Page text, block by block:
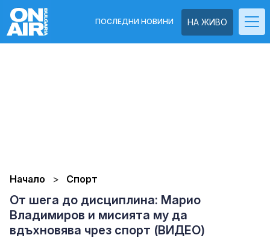
НА ЖИВО
ПОСЛЕДНИ НОВИНИ
Начало Спорт
От шега до дисциплина: Марио
Владимиров и мисията му да
вдъхновява чрез спорт (ВИДЕО)